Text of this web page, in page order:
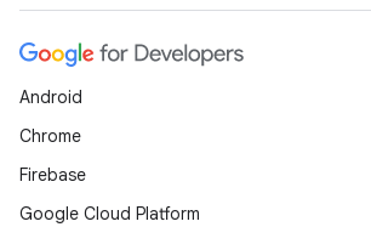
Android
Chrome
Firebase
Google Cloud Platform